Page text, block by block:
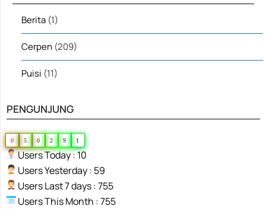
Berita (1)
Cerpen (209)
Puisi (11)
PENGUNJUNG
0 5 0 2 9 1
Users Today : 10
Users Yesterday : 59
Users Last 7 days : 755
Users This Month : 755